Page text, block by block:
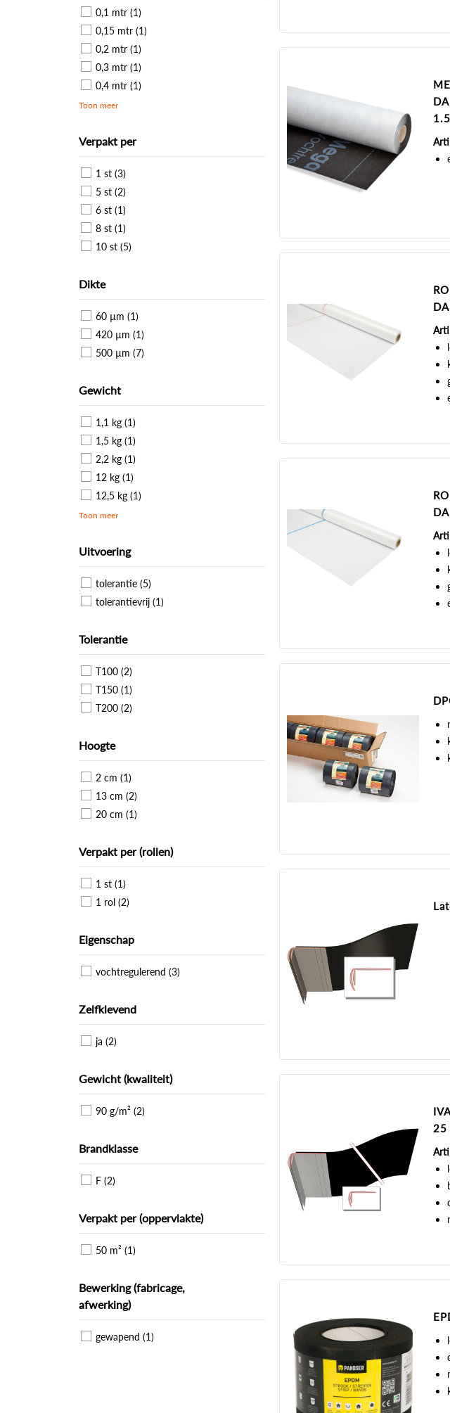
0,1 mtr (1)
0,15 mtr (1)
0,2 mtr (1)
0,3 mtr (1)
0,4 mtr (1)
Toon meer
Verpakt per
1 st (3)
5 st (2)
6 st (1)
8 st (1)
10 st (5)
Dikte
60 µm (1)
420 µm (1)
500 µm (7)
Gewicht
1,1 kg (1)
1,5 kg (1)
2,2 kg (1)
12 kg (1)
12,5 kg (1)
Toon meer
Uitvoering
tolerantie (5)
tolerantievrij (1)
Tolerantie
T100 (2)
T150 (1)
T200 (2)
Hoogte
2 cm (1)
13 cm (2)
20 cm (1)
Verpakt per (rollen)
1 st (1)
1 rol (2)
Eigenschap
vochtregulerend (3)
Zelfklevend
ja (2)
Gewicht (kwaliteit)
90 g/m² (2)
Brandklasse
F (2)
Verpakt per (oppervlakte)
50 m² (1)
Bewerking (fabricage,
afwerking)
gewapend (1)
25